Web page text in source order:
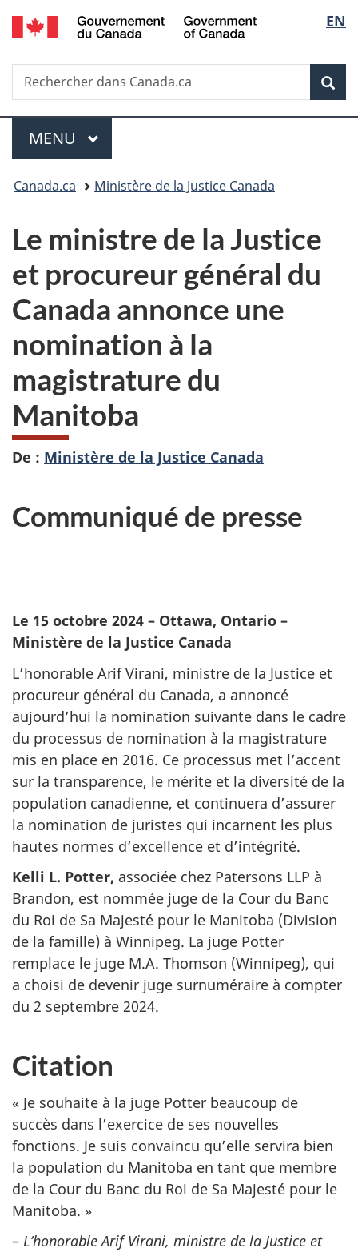
Passer
au
principal
Passer
à
Au
du
Passer
à
version
simplifiée
de
la
EN
Recherche
Rechercher
dans
Menu
MENU PRINCIPAL
Vous
ici :
Canada.ca Ministère de la Justice Canada
Le ministre de la Justice
et procureur général du
Canada annonce une
nomination à la
magistrature du
Manitoba
De : Ministère de la Justice Canada
Communiqué de presse
Le 15 octobre 2024 – Ottawa, Ontario –
Ministère de la Justice Canada
L’honorable Arif Virani, ministre de la Justice et
procureur général du Canada, a annoncé
aujourd’hui la nomination suivante dans le cadre
du processus de nomination à la magistrature
mis en place en 2016. Ce processus met l’accent
sur la transparence, le mérite et la diversité de la
population canadienne, et continuera d’assurer
la nomination de juristes qui incarnent les plus
hautes normes d’excellence et d’intégrité.
Kelli L. Potter, associée chez Patersons LLP à
Brandon, est nommée juge de la Cour du Banc
du Roi de Sa Majesté pour le Manitoba (Division
de la famille) à Winnipeg. La juge Potter
remplace le juge M.A. Thomson (Winnipeg), qui
a choisi de devenir juge surnuméraire à compter
du 2 septembre 2024.
Citation
« Je souhaite à la juge Potter beaucoup de
succès dans l’exercice de ses nouvelles
fonctions. Je suis convaincu qu’elle servira bien
la population du Manitoba en tant que membre
de la Cour du Banc du Roi de Sa Majesté pour le
Manitoba. »
– L’honorable Arif Virani, ministre de la Justice et